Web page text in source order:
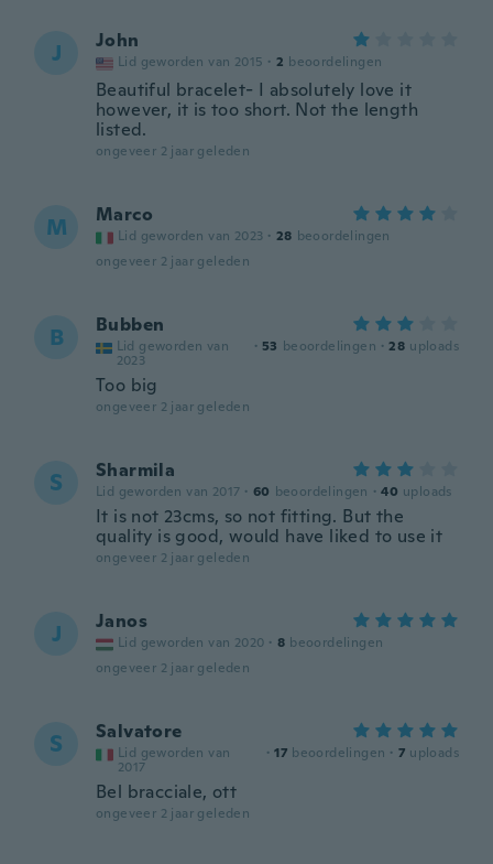
J John
Lid geworden van 2015 · 2 beoordelingen
Beautiful bracelet- I absolutely love it
however, it is too short. Not the length
listed.
ongeveer 2 jaar geleden
M Marco
Lid geworden van 2023 · 28 beoordelingen
ongeveer 2 jaar geleden
B Bubben
Lid geworden van
2023
· 53 beoordelingen · 28 uploads
Too big
ongeveer 2 jaar geleden
S Sharmila
Lid geworden van 2017 · 60 beoordelingen · 40 uploads
It is not 23cms, so not fitting. But the
quality is good, would have liked to use it
ongeveer 2 jaar geleden
J Janos
Lid geworden van 2020 · 8 beoordelingen
ongeveer 2 jaar geleden
S Salvatore
Lid geworden van
2017
· 17 beoordelingen · 7 uploads
Bel bracciale, ott
ongeveer 2 jaar geleden